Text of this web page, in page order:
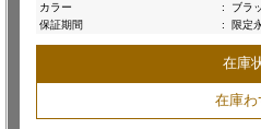
カラー
:
ブラ
保証期間
: 限定
在庫
在庫わ